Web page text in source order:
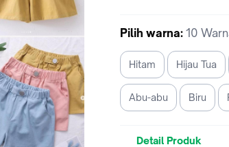
Pilih warna: 10
Hitam Hijau Tua
Abu-abu Biru
Detail Produk